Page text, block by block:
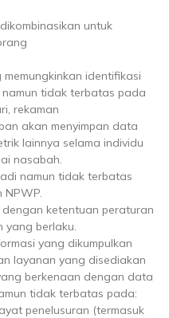
untuk
identifikasi
tidak terbatas pada
rekaman
akan menyimpan data
lainnya selama individu
nasabah.
namun tidak terbatas
ketentuan peraturan
yang berlaku.
yang dikumpulkan
layanan yang disediakan
berkenaan dengan data
tidak terbatas pada:
penelusuran (termasuk